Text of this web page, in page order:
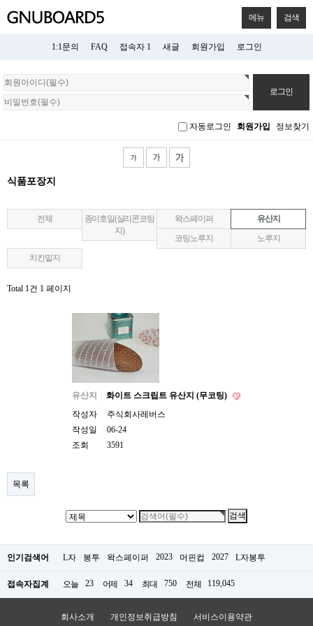
메뉴 검색
1:1문의 FAQ 접속자 1 새글 회원가입 로그인
회
원
로
자동로그인 회원가입 정보찾기
식품포장지
전체
종이호일(실리콘코팅
지)
왁스페이퍼
유산지
코팅노루지
노루지
치킨밑지
Total 1건 1 페이지
유산지
화이트 스크립트 유산지 (무코팅)
작성자
주식회사레버스
작성일
06-24
조회
3591
목록
인기검색어 L자 봉투 왁스페이퍼 2023 머핀컵 2027 L자봉투
접속자집계 오늘 23 어제 34 최대 750 전체 119,045
회사소개 개인정보취급방침 서비스이용약관